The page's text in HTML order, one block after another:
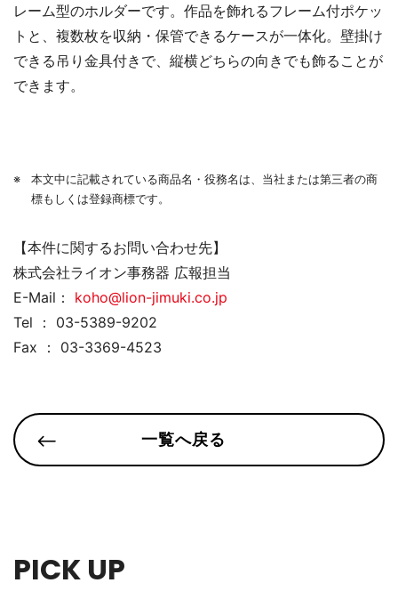
レーム型のホルダーです。作品を飾れるフレーム付ポケッ
トと、複数枚を収納・保管できるケースが一体化。壁掛け
できる吊り金具付きで、縦横どちらの向きでも飾ることが
できます。
本文中に記載されている商品名・役務名は、当社または第三者の商
標もしくは登録商標です。
【本件に関するお問い合わせ先】
株式会社ライオン事務器 広報担当
E-Mail： koho@lion-jimuki.co.jp
Tel ： 03-5389-9202
Fax ： 03-3369-4523
一覧へ戻る
PICK UP